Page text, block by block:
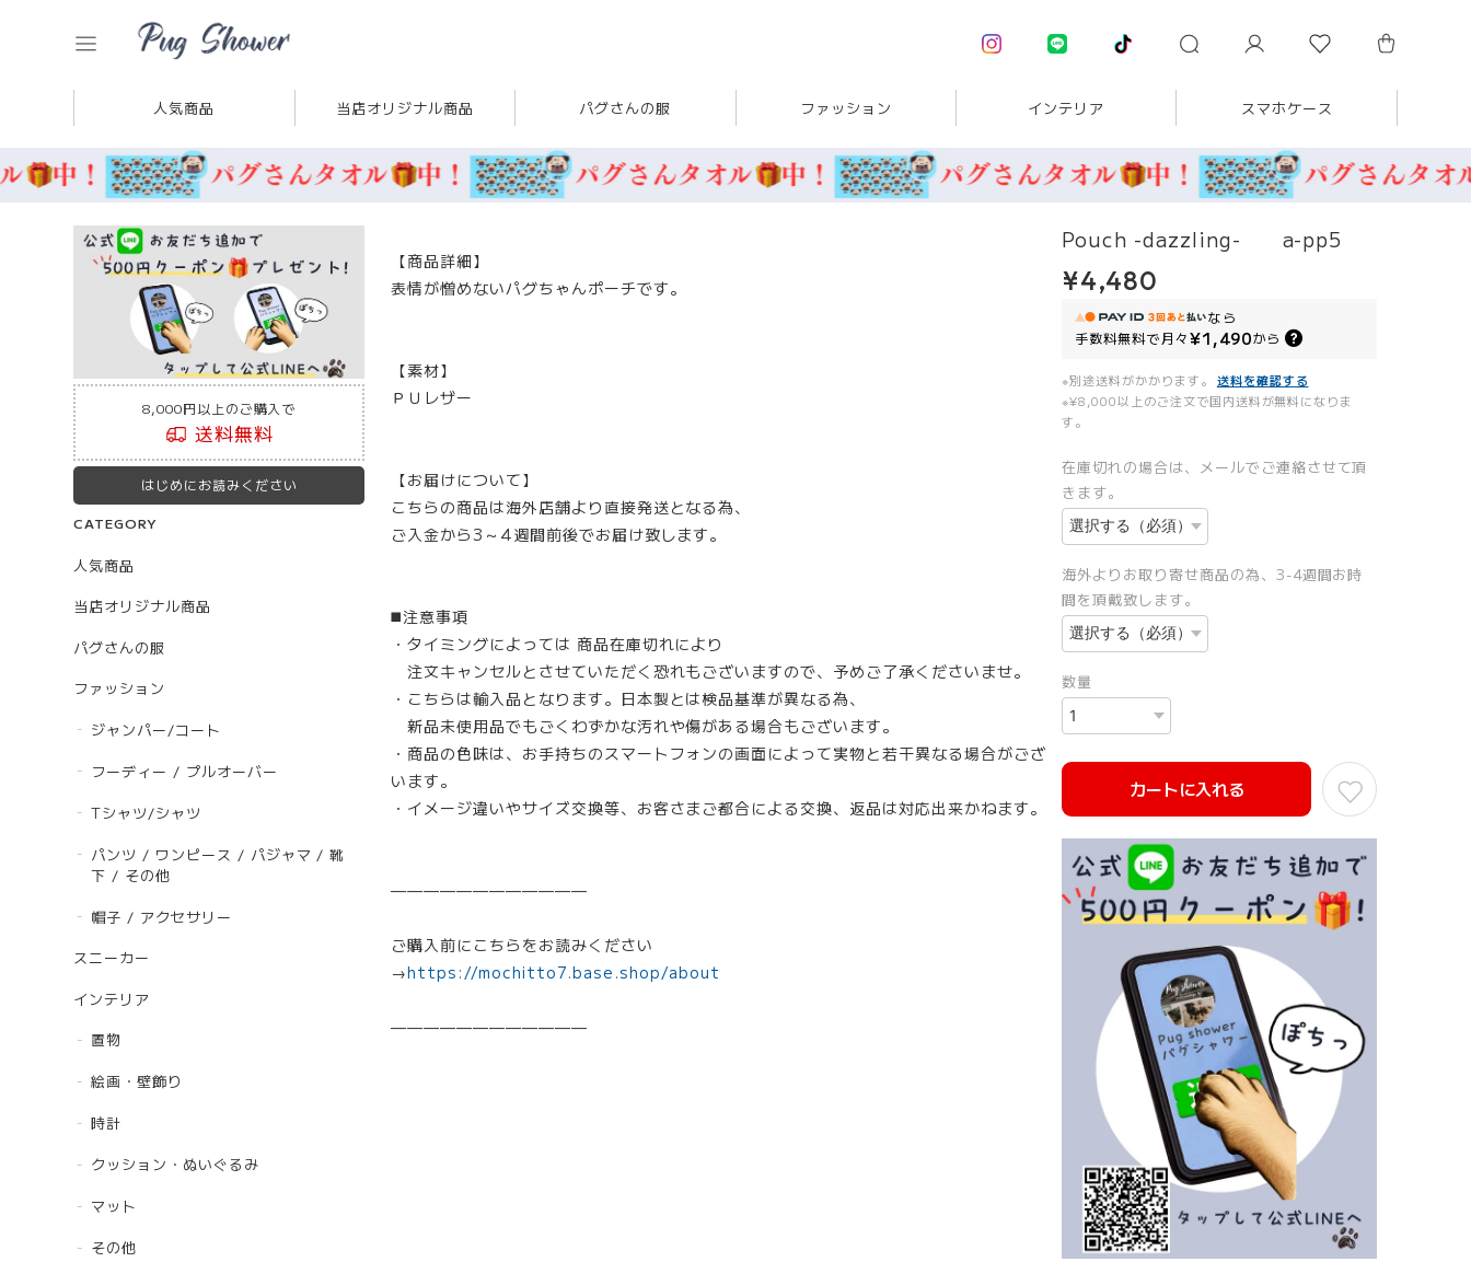
人気商品 当店オリジナル商品 パグさんの服 ファッション インテリア スマホケース
8,000円以上のご購入で
送料無料
はじめにお読みください
CATEGORY
人気商品
当店オリジナル商品
パグさんの服
ファッション
ジャンパー/コート
フーディー / プルオーバー
Tシャツ/シャツ
パンツ / ワンピース / パジャマ / 靴
下 / その他
帽子 / アクセサリー
スニーカー
インテリア
置物
絵画・壁飾り
時計
クッション・ぬいぐるみ
マット
その他
【商品詳細】
表情が憎めないパグちゃんポーチです。
【素材】
ＰＵレザー
【お届けについて】
こちらの商品は海外店舗より直接発送となる為、
ご入金から3～4週間前後でお届け致します。
◼️注意事項
・タイミングによっては 商品在庫切れにより
注文キャンセルとさせていただく恐れもございますので、予めご了承くださいませ。
・こちらは輸入品となります。日本製とは検品基準が異なる為、
新品未使用品でもごくわずかな汚れや傷がある場合もございます。
・商品の色味は、お手持ちのスマートフォンの画面によって実物と若干異なる場合がござ
います。
・イメージ違いやサイズ交換等、お客さまご都合による交換、返品は対応出来かねます。
————————————
ご購入前にこちらをお読みください
→https://mochitto7.base.shop/about
————————————
Pouch -dazzling- a-pp5
¥4,480
なら
手数料無料で月々¥1,490から
※別途送料がかかります。
送料を確認する
※¥8,000以上のご注文で国内送料が無料になりま
す。
在庫切れの場合は、メールでご連絡させて頂
きます。
海外よりお取り寄せ商品の為、3-4週間お時
間を頂戴致します。
数量
カートに入れる